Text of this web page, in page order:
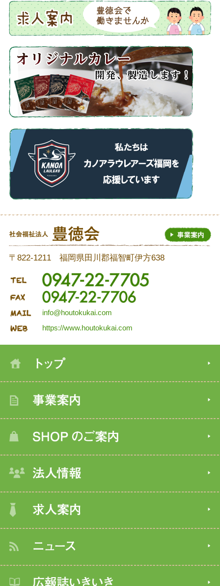
〒822-1211 福岡県田川郡福智町伊方638
info@houtokukai.com
https://www.houtokukai.com